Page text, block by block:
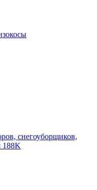
снегоуборщиков,
188K